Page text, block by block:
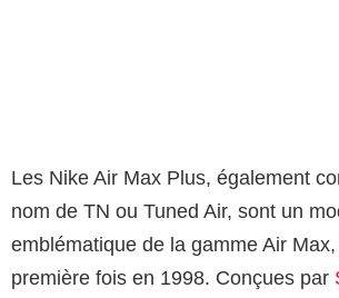
Les Nike Air Max Plus, également
nom de TN ou Tuned Air, sont un
emblématique de la gamme Air
première fois en 1998. Conçues par